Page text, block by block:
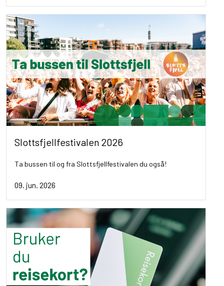
Slottsfjellfestivalen 2026
Ta bussen til og fra Slottsfjellfestivalen du også!
09. jun. 2026